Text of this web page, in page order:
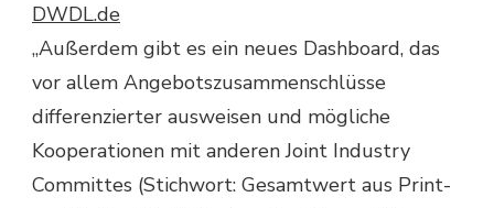
DWDL.de
„Außerdem gibt es ein neues Dashboard, das
vor allem Angebotszusammenschlüsse
differenzierter ausweisen und mögliche
Kooperationen mit anderen Joint Industry
Committes (Stichwort: Gesamtwert aus Print-